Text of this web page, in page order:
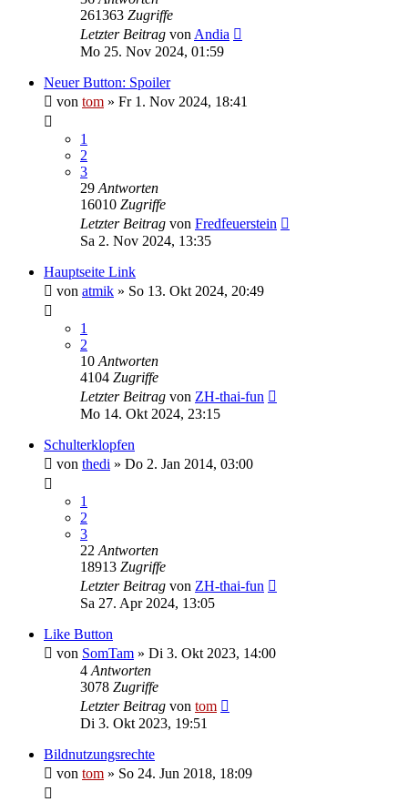
261363 Zugriffe
Letzter Beitrag vonAndia
Mo 25. Nov 2024, 01:59
Neuer Button: Spoiler
von tom » Fr 1. Nov 2024, 18:41
1
2
3
29Antworten
16010 Zugriffe
Letzter Beitrag von Fredfeuerstein
Sa 2. Nov 2024, 13:35
Hauptseite Link
von atmik » So 13. Okt 2024, 20:49
1
2
10Antworten
4104 Zugriffe
Letzter Beitrag von ZH-thai-fun
Mo 14. Okt 2024, 23:15
Schulterklopfen
von thedi » Do 2. Jan 2014, 03:00
1
2
3
22Antworten
18913 Zugriffe
Letzter Beitrag von ZH-thai-fun
Sa 27. Apr 2024, 13:05
Like Button
von SomTam » Di 3. Okt 2023, 14:00
4Antworten
3078 Zugriffe
Letzter Beitrag von tom
Di 3. Okt 2023, 19:51
Bildnutzungsrechte
von tom » So 24. Jun 2018, 18:09